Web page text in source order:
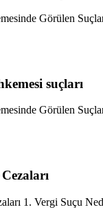
Görülen
suçları
Görülen
1. Vergi Suçu